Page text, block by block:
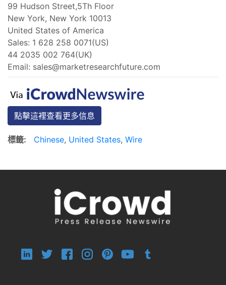
99 Hudson Street,5Th Floor
New York, New York 10013
United States of America
Sales: 1 628 258 0071(US)
44 2035 002 764(UK)
Email: sales@marketresearchfuture.com
點擊這裡查看更多信息
標籤: Chinese, United States, Wire